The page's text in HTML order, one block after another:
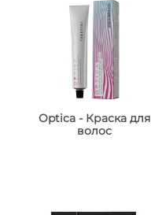
Optica - Краска для
волос